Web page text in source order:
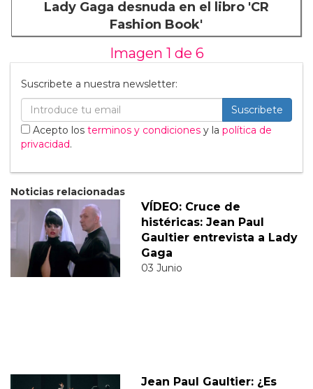
Lady Gaga desnuda en el libro 'CR
Fashion Book'
Imagen 1 de 6
Suscribete a nuestra newsletter:
Suscribete
Acepto los terminos y condiciones y la política de
privacidad.
Noticias relacionadas
VÍDEO: Cruce de
histéricas: Jean Paul
Gaultier entrevista a Lady
Gaga
03 Junio
Jean Paul Gaultier: ¿Es